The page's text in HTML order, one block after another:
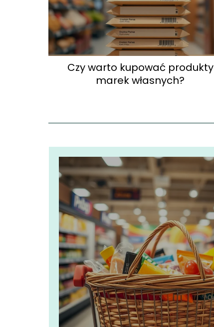
Czy warto kupować produkty
marek własnych?